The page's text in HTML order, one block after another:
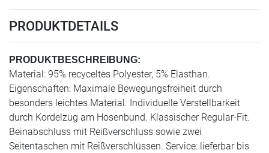
PRODUKTDETAILS
PRODUKTBESCHREIBUNG:
Material: 95% recyceltes Polyester, 5% Elasthan.
Eigenschaften: Maximale Bewegungsfreiheit durch
besonders leichtes Material. Individuelle Verstellbarkeit
durch Kordelzug am Hosenbund. Klassischer Regular-Fit.
Beinabschluss mit Reißverschluss sowie zwei
Seitentaschen mit Reißverschlüssen. Service: lieferbar bis